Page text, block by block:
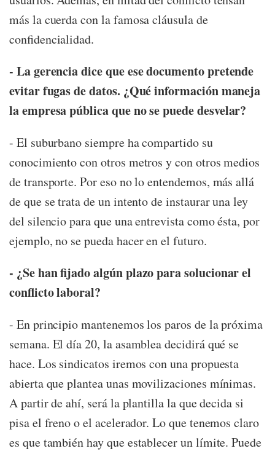
más la cuerda con la famosa cláusula de
confidencialidad.
- La gerencia dice que ese documento pretende
evitar fugas de datos. ¿Qué información maneja
la empresa pública que no se puede desvelar?
- El suburbano siempre ha compartido su
conocimiento con otros metros y con otros medios
de transporte. Por eso no lo entendemos, más allá
de que se trata de un intento de instaurar una ley
del silencio para que una entrevista como ésta, por
ejemplo, no se pueda hacer en el futuro.
- ¿Se han fijado algún plazo para solucionar el
conflicto laboral?
- En principio mantenemos los paros de la próxima
semana. El día 20, la asamblea decidirá qué se
hace. Los sindicatos iremos con una propuesta
abierta que plantea unas movilizaciones mínimas.
A partir de ahí, será la plantilla la que decida si
pisa el freno o el acelerador. Lo que tenemos claro
es que también hay que establecer un límite. Puede